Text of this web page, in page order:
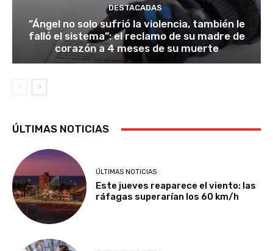
DESTACADAS
​”Ángel no solo sufrió la violencia, también le
falló el sistema”: el reclamo de su madre de
corazón a 4 meses de su muerte
ÚLTIMAS NOTICIAS
ÚLTIMAS NOTICIAS
Este jueves reaparece el viento: las
ráfagas superarían los 60 km/h